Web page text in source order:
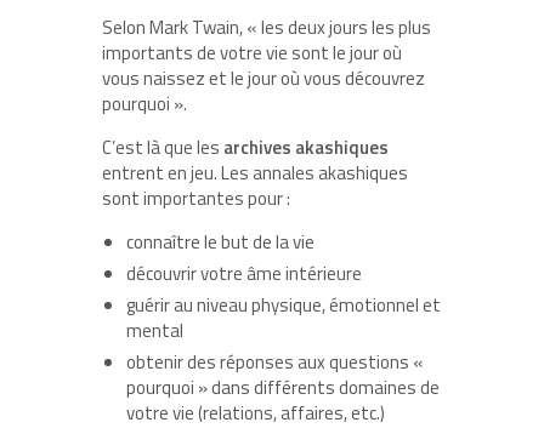
Selon Mark Twain, « les deux jours les plus
importants de votre vie sont le jour où
vous naissez et le jour où vous découvrez
pourquoi ».
C’est là que les archives akashiques
entrent en jeu. Les annales akashiques
sont importantes pour :
connaître le but de la vie
découvrir votre âme intérieure
guérir au niveau physique, émotionnel et
mental
obtenir des réponses aux questions «
pourquoi » dans différents domaines de
votre vie (relations, affaires, etc.)